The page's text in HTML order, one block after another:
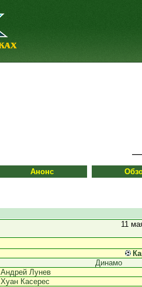
Анонс
11
Динамо
Андрей Лунев
Хуан Касерес